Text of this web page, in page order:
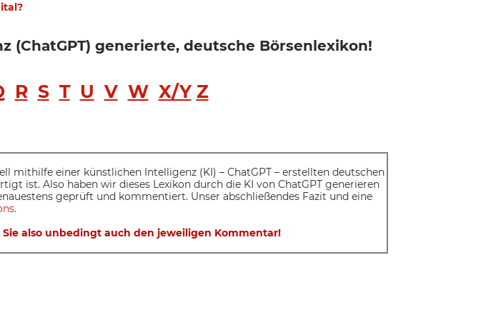
generierte, deutsche Börsenlexikon!
R S T U V W X/Y Z
mithilfe einer künstlichen Intelligenz (KI) – ChatGPT – erstellten deutschen
ist. Also haben wir dieses Lexikon durch die KI von ChatGPT generieren
geprüft und kommentiert. Unser abschließendes Fazit und eine
.
also unbedingt auch den jeweiligen Kommentar!